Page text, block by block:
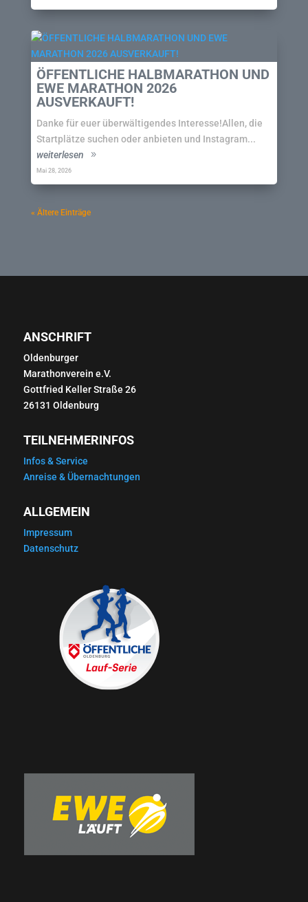
ÖFFENTLICHE HALBMARATHON UND
EWE MARATHON 2026
AUSVERKAUFT!
Danke für euer überwältigendes Interesse!Allen, die
Startplätze suchen oder anbieten und Instagram...
weiterlesen
Mai 28, 2026
« Ältere Einträge
ANSCHRIFT
Oldenburger
Marathonverein e.V.
Gottfried Keller Straße 26
26131 Oldenburg
TEILNEHMERINFOS
Infos & Service
Anreise & Übernachtungen
ALLGEMEIN
Impressum
Datenschutz